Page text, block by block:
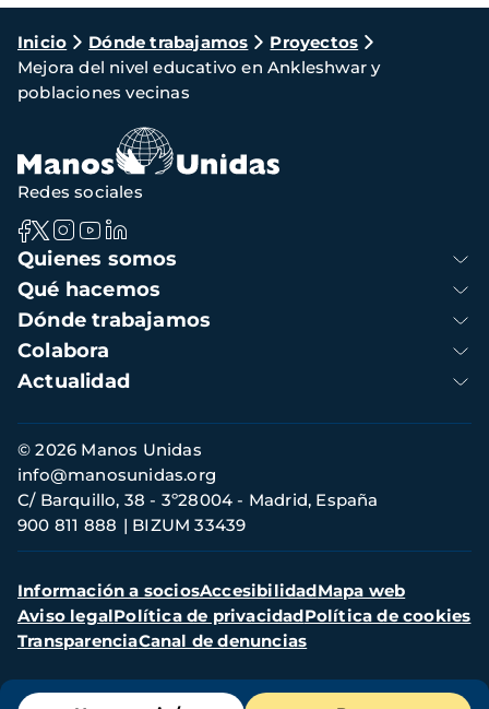
Ruta
de
navegación
Inicio Dónde trabajamos
Proyectos
Mejora del nivel educativo en Ankleshwar y
poblaciones vecinas
Menú
Navegación
principal
Quienes somos
Qué hacemos
Dónde trabajamos
Colabora
Actualidad
Redes sociales
Información
de
contacto
© 2026 Manos Unidas
C/ Barquillo, 38 - 3º28004 - Madrid, España
900 811 888
BIZUM 33439
info@manosunidas.org
Menú
secundario
Información a sociosAccesibilidadMapa web
Aviso legalPolítica de privacidadPolítica de cookies
TransparenciaCanal de denuncias